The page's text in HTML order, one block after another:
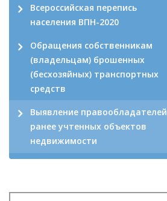
Всероссийская перепись
населения ВПН-2020
Обращения собственникам
(владельцам) брошенных
(бесхозяйных) транспортных
средств
Выявление правообладателей
ранее учтенных объектов
недвижимости